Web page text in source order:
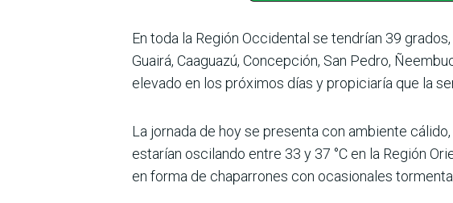
En toda la Región Occidental se tendrían 39
Guairá, Caaguazú, Concepción, San Pedro,
elevado en los próximos días y propiciaría que la
La jornada de hoy se presenta con ambiente
estarían oscilando entre 33 y 37 °C en la Región
en forma de chaparrones con ocasionales